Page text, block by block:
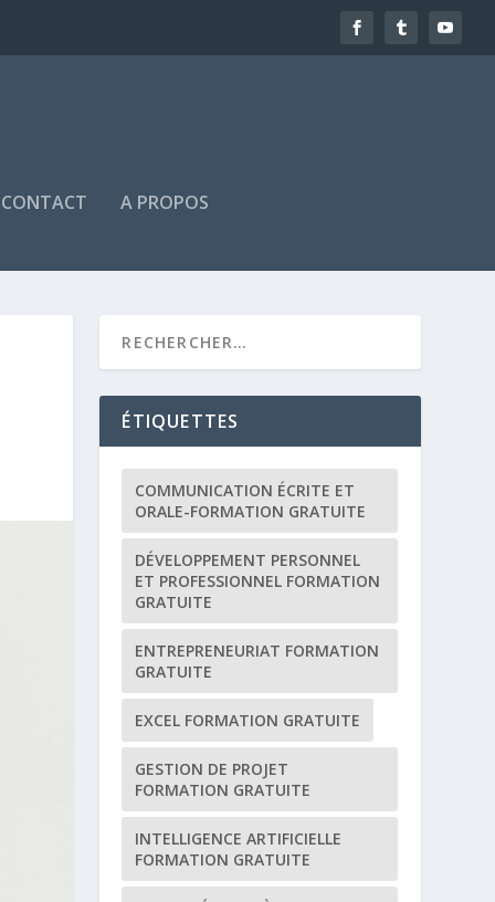
CONTACT A PROPOS
ÉTIQUETTES
COMMUNICATION ÉCRITE ET
ORALE-FORMATION GRATUITE
DÉVELOPPEMENT PERSONNEL
ET PROFESSIONNEL FORMATION
GRATUITE
ENTREPRENEURIAT FORMATION
GRATUITE
EXCEL FORMATION GRATUITE
GESTION DE PROJET
FORMATION GRATUITE
INTELLIGENCE ARTIFICIELLE
FORMATION GRATUITE